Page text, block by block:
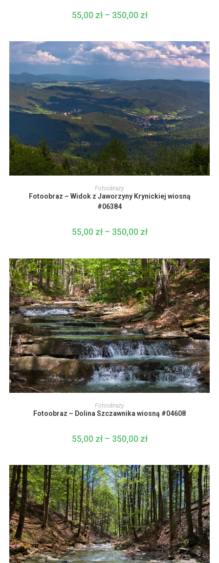
na
55,00 zł – 350,00 złZakres
cen:
do
350,00 zł
WYBIERZ OPCJE
produkt
ma
wiele
wariantów.
wybrać
na
Fotoobrazy
Fotoobraz – Widok z Jaworzyny Krynickiej wiosną
#06384
55,00 zł – 350,00 złZakres
cen:
do
350,00 zł
WYBIERZ OPCJE
Ten
produkt
ma
wiele
można
wybrać
produktu
Fotoobrazy
Fotoobraz – Dolina Szczawnika wiosną #04608
55,00 zł – 350,00 złZakres
cen:
do
350,00 zł